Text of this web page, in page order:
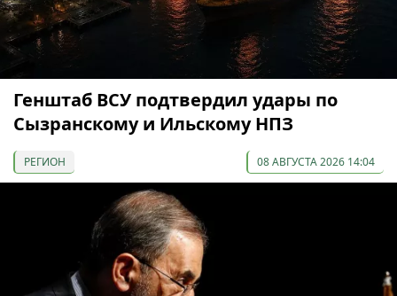
Генштаб ВСУ подтвердил удары по
Сызранскому и Ильскому НПЗ
РЕГИОН 08 АВГУСТА 2026 14:04